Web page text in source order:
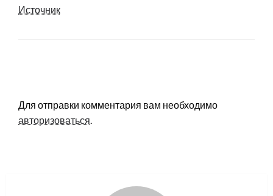
Источник
Для отправки комментария вам необходимо
авторизоваться.